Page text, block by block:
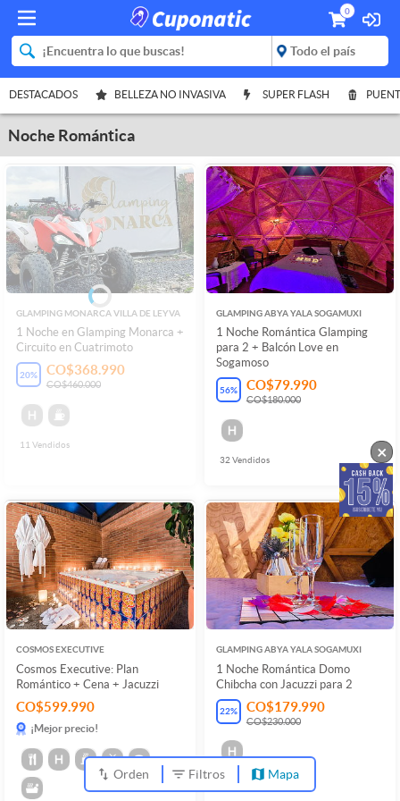
0
DESTACADOS BELLEZA NO INVASIVA SUPER FLASH
Noche Romántica
GLAMPING MONARCA VILLA DE LEYVA
1 Noche en Glamping Monarca +
Circuito en Cuatrimoto
20% CO$368.990
CO$460.000
11 Vendidos
GLAMPING ABYA YALA SOGAMUXI
1 Noche Romántica Glamping
para 2 + Balcón Love en
Sogamoso
56% CO$79.990
CO$180.000
32 Vendidos
COSMOS EXECUTIVE
Cosmos Executive: Plan
Romántico + Cena + Jacuzzi
CO$599.990
¡Mejor precio!
GLAMPING ABYA YALA SOGAMUXI
1 Noche Romántica Domo
Chibcha con Jacuzzi para 2
22% CO$179.990
CO$230.000
5 Vendidos
Orden Filtros Mapa
×